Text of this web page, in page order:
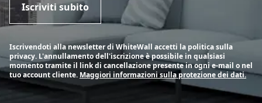
Iscriviti subito
Iscrivendoti alla newsletter di WhiteWall accetti la politica sulla
privacy. L'annullamento dell'iscrizione è possibile in qualsiasi
momento tramite il link di cancellazione presente in ogni e-mail o nel
tuo account cliente. Maggiori informazioni sulla protezione dei dati.